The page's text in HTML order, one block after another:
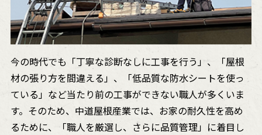
今の時代でも「丁寧な診断なしに工事を行う」、「屋根
材の張り方を間違える」、「低品質な防水シートを使っ
ている」など当たり前の工事ができない職人が多くいま
す。そのため、中道屋根産業では、お家の耐久性を高め
るために、「職人を厳選し、さらに品質管理」に着目し